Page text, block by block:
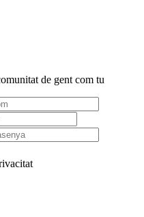
de gent com tu